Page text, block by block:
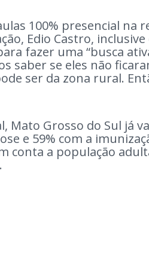
100% presencial na
Edio Castro,
fazer uma “busca
saber se eles não
ser da zona rural.
Mato Grosso do Sul já
e 59% com a
conta a população